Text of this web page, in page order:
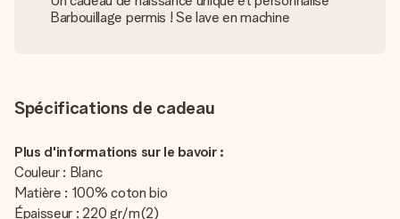
Barbouillage permis ! Se lave en machine
Spécifications de cadeau
Plus d'informations sur le bavoir :
Couleur : Blanc
Matière : 100% coton bio
Épaisseur : 220 gr/m(2)